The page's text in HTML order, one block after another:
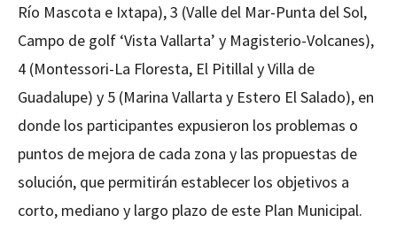
Río Mascota e Ixtapa), 3 (Valle del Mar-Punta del Sol,
Campo de golf ‘Vista Vallarta’ y Magisterio-Volcanes),
4 (Montessori-La Floresta, El Pitillal y Villa de
Guadalupe) y 5 (Marina Vallarta y Estero El Salado), en
donde los participantes expusieron los problemas o
puntos de mejora de cada zona y las propuestas de
solución, que permitirán establecer los objetivos a
corto, mediano y largo plazo de este Plan Municipal.